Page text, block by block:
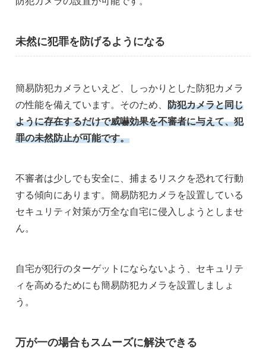
未然に犯罪を防げるようになる
簡易防犯カメラといえど、しっかりとした防犯カメラ
の性能を備えています。そのため、防犯カメラと同じ
ように存在するだけで威嚇効果を不審者に与えて、犯
罪の未然防止が可能です。
不審者は少しでも安全に、捕まるリスクを恐れて行動
する傾向にあります。簡易防犯カメラを設置している
セキュリティ対策が万全な自宅に侵入しようとしませ
ん。
自宅が犯行のターゲットにならないよう、セキュリテ
ィを高めるためにも簡易防犯カメラを設置しましょ
う。
万が一の場合もスムーズに解決できる